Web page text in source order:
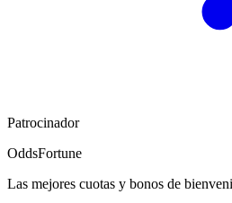
Patrocinador
OddsFortune
Las mejores cuotas y bonos de